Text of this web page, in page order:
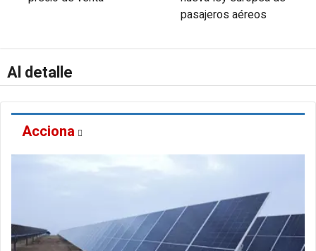
pasajeros aéreos
Al detalle
Acciona